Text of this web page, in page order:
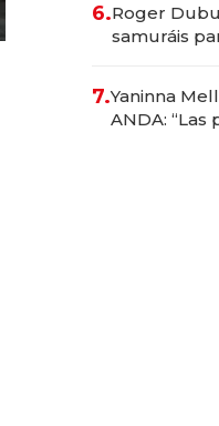
6.Roger
samuráis
7.Yaninna
ANDA: “Las